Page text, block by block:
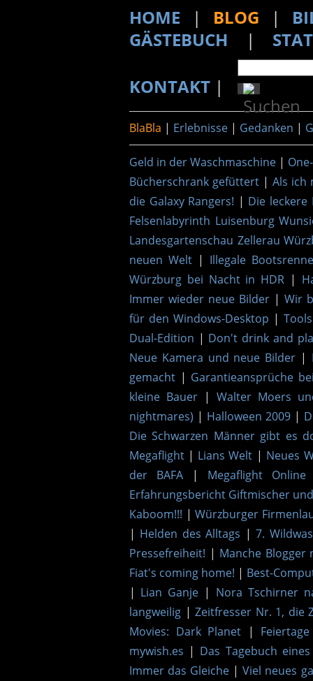
HOME | BLOG |
GÄSTEBUCH |
KONTAKT |
BlaBla | Erlebnisse | Gedanken |
Geld in der Waschmaschine |
Bücherschrank gefüttert | Als ich
die Galaxy Rangers! | Die
Felsenlabyrinth Luisenburg
Landesgartenschau Zellerau
neuen Welt | Illegale
Würzburg bei Nacht in HDR |
Immer wieder neue Bilder | Wir
für den Windows-Desktop |
Dual-Edition | Don't drink and
Neue Kamera und neue Bilder |
gemacht | Garantieansprüche
kleine Bauer | Walter Moers
nightmares) | Halloween 2009 |
Die Schwarzen Männer gibt es
Megaflight | Lians Welt | Neues
der BAFA | Megaflight Online
Erfahrungsbericht Giftmischer
Kaboom!!! | Würzburger
| Helden des Alltags | 7.
Pressefreiheit! | Manche Blogger
Fiat's coming home! | Best-
| Lian Ganje | Nora Tschirner
langweilig | Zeitfresser Nr. 1, die
Movies: Dark Planet |
mywish.es | Das Tagebuch
Immer das Gleiche | Viel neues